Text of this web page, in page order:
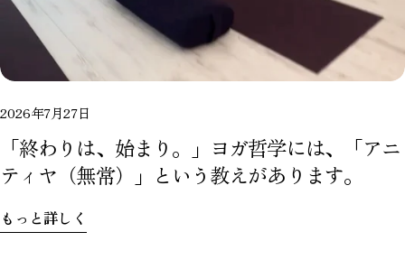
2026年7月27日
「終わりは、始まり。」ヨガ哲学には、「アニ
ティヤ（無常）」という教えがあります。
もっと詳しく